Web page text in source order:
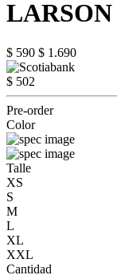
LARSON
$ 590 $ 1.690
$ 502
Pre-order
Color
Talle
XS
S
M
L
XL
XXL
Cantidad